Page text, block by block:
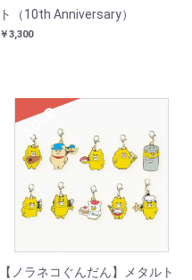
ト（10th Anniversary）
￥3,300
SOLD
【ノラネコぐんだん】メタルト